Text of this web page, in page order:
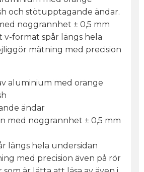
och stötupptagande ändar.
noggrannhet ± 0,5 mm
v-format spår längs hela
mätning med precision
aluminium med orange
ändar
med noggrannhet ± 0,5 mm
längs hela undersidan
med precision även på rör